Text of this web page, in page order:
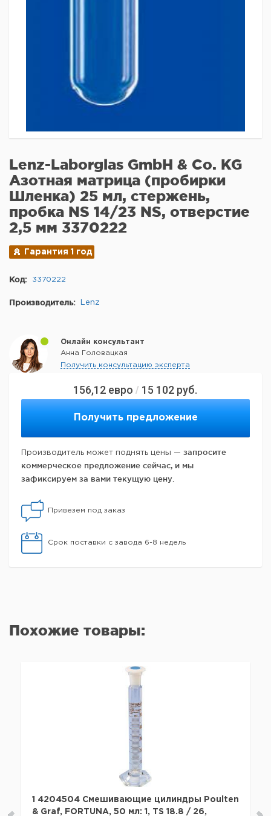
156,12 евро / 15 102 руб.
Получить предложение
Производитель может поднять цены — запросите
коммерческое предложение сейчас, и мы
зафиксируем за вами текущую цену.
Привезем под заказ
Срок поставки с завода 6-8 недель
Lenz-Laborglas GmbH & Co. KG
Азотная матрица (пробирки
Шленка) 25 мл, стержень,
пробка NS 14/23 NS, отверстие
2,5 мм 3370222
Гарантия 1 год
Код: 3370222
Производитель: Lenz
Онлайн консультант
Анна Головацкая
Получить консультацию эксперта
Похожие товары:
1 4204504 Смешивающие цилиндры Poulten
& Graf, FORTUNA, 50 мл: 1, TS 18.8 / 26,